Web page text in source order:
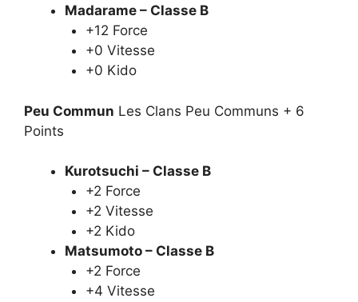
Madarame – Classe B
+12 Force
+0 Vitesse
+0 Kido
Peu Commun Les Clans Peu Communs + 6
Points
Kurotsuchi – Classe B
+2 Force
+2 Vitesse
+2 Kido
Matsumoto – Classe B
+2 Force
+4 Vitesse